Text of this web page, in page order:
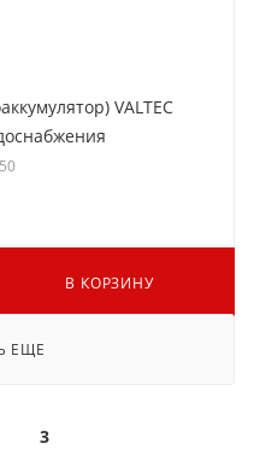
VALTEC
В КОРЗИНУ
ЕЩЕ
3